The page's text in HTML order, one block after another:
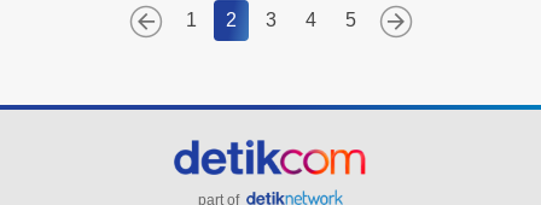
1 2 3 4 5
part of